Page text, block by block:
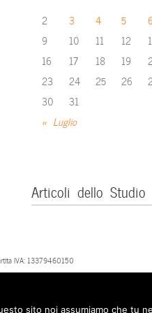
« Luglio
2
3 4 5 6
9
10 11 12
16
17 18 19
23
24 25 26
30
31
Articoli dello Studio
IVA: 13379460150
sito noi assumiamo che tu